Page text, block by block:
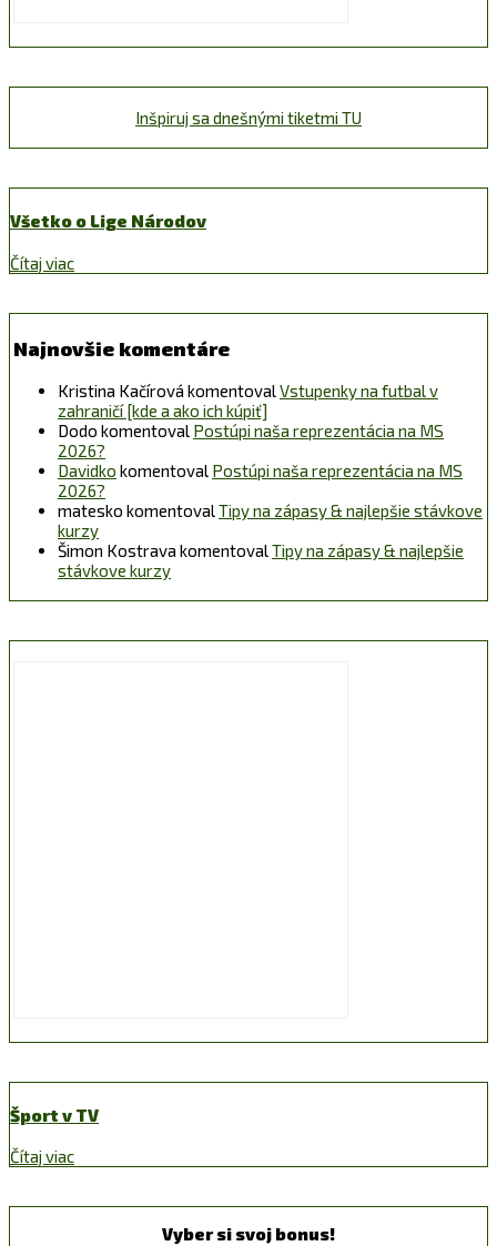
Inšpiruj sa dnešnými tiketmi TU
Všetko o Lige Národov
Čítaj viac
Najnovšie komentáre
Kristina Kačírová komentoval Vstupenky na futbal v
zahraničí [kde a ako ich kúpiť]
Dodo komentoval Postúpi naša reprezentácia na MS
2026?
Davidko komentoval Postúpi naša reprezentácia na MS
2026?
matesko komentoval Tipy na zápasy & najlepšie stávkove
kurzy
Šimon Kostrava komentoval Tipy na zápasy & najlepšie
stávkove kurzy
Šport v TV
Čítaj viac
Vyber si svoj bonus!